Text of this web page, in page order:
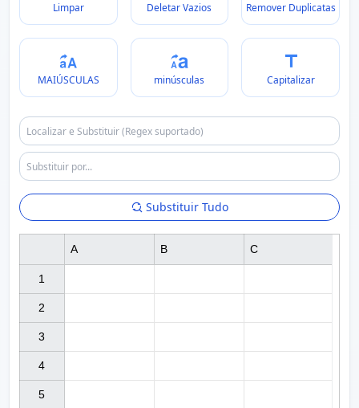
Limpar Deletar Vazios Remover Duplicatas
MAIÚSCULAS minúsculas Capitalizar
Substituir Tudo
1
2
3
4
5
A B C